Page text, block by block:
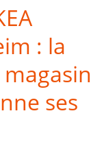
: la
ses